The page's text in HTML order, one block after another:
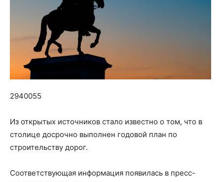
2940055
Из открытых источников стало известно о том, что в
столице досрочно выполнен годовой план по
строительству дорог.
Соответствующая информация появилась в пресс-